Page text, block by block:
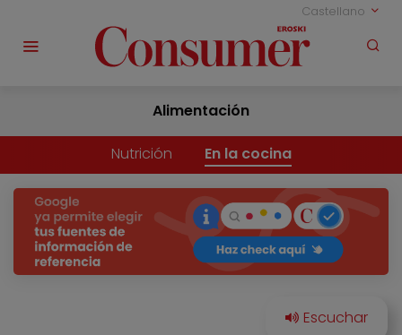
Castellano
Alimentación
Nutrición En la cocina